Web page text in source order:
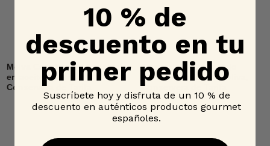
Melva Canutera de Andalucía
en aceite de oliva,
Conservera de Tarifa
Tarantelo de Atún Rojo
Salvaje en aceite de oliva,
Conservera de Tarifa
10 % de
descuento en tu
primer pedido
Suscríbete hoy y disfruta de un 10 % de
descuento en auténticos productos gourmet
españoles.